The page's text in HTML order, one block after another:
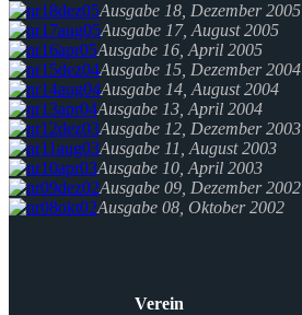
Ausgabe 18, Dezember 2005
Ausgabe 17, August 2005
Ausgabe 16, April 2005
Ausgabe 15, Dezember 2004
Ausgabe 14, August 2004
Ausgabe 13, April 2004
Ausgabe 12, Dezember 2003
Ausgabe 11, August 2003
Ausgabe 10, April 2003
Ausgabe 09, Dezember 2002
Ausgabe 08, Oktober 2002
Verein